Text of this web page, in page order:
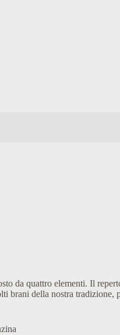
da quattro elementi. Il
brani della nostra tradizione,